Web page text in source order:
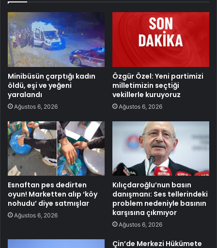
Minibüsün çarptığı kadın
öldü, eşi ve yeğeni
yaralandı
Ağustos 6, 2026
Özgür Özel: Yeni partimizi
milletimizin seçtiği
vekillerle kuruyoruz
Ağustos 6, 2026
Esnaftan pes dedirten
oyun! Marketten alıp ‘köy
nohudu’ diye satmışlar
Ağustos 6, 2026
Kılıçdaroğlu’nun basın
danışmanı: Ses tellerindeki
problem nedeniyle basının
karşısına çıkmıyor
Ağustos 6, 2026
Çin’de Merkezi Hükümete